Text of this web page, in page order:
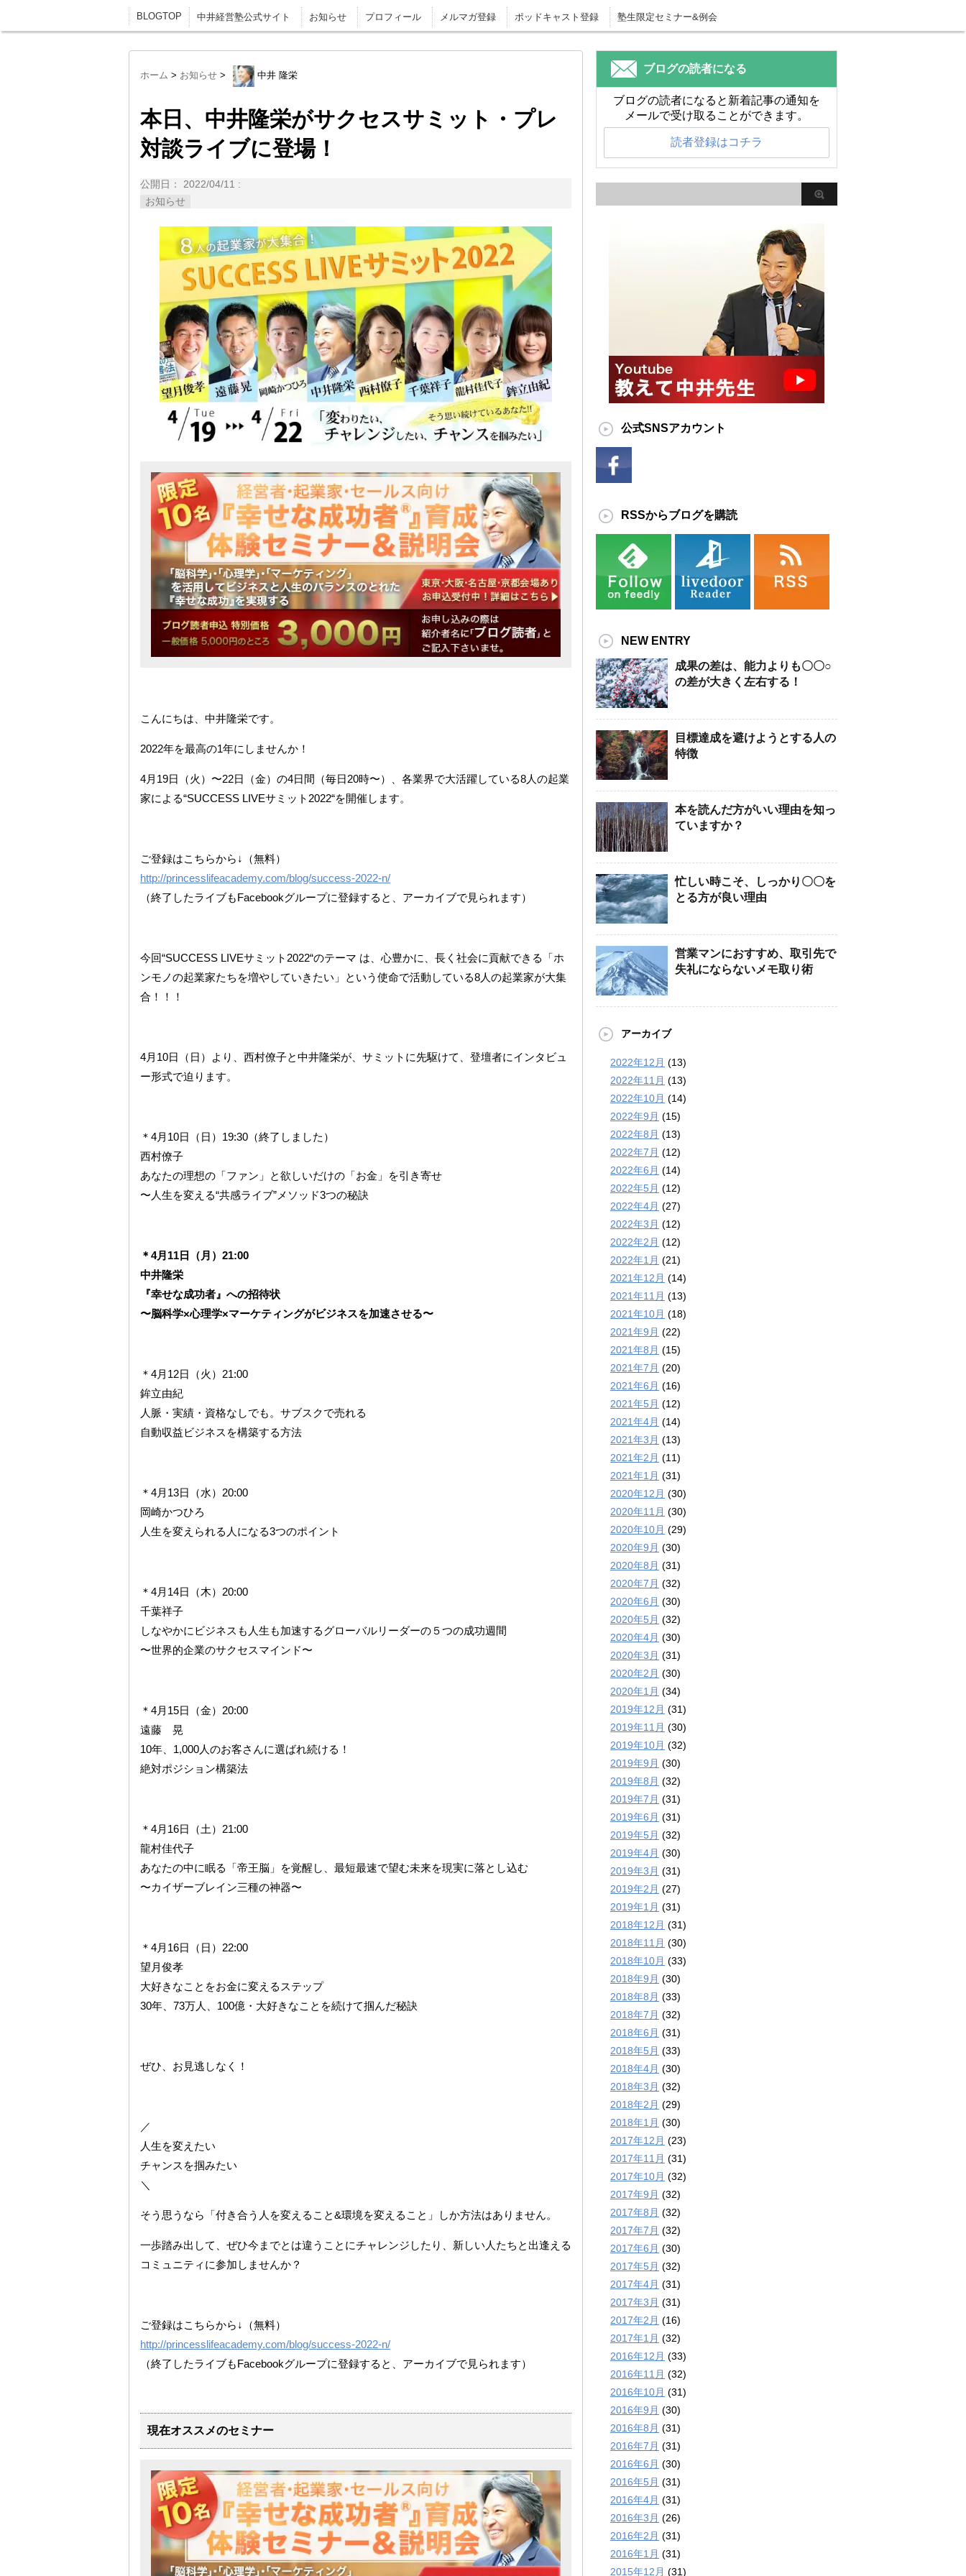
BLOGTOP 中井経営塾公式サイト お知らせ プロフィール メルマガ登録 ポッドキャスト登録 塾生限定セミナー&例会
ホーム > お知らせ > 中井 隆栄
本日、中井隆栄がサクセスサミット・プレ
対談ライブに登場！
公開日： 2022/04/11 :
お知らせ
こんにちは、中井隆栄です。
2022年を最高の1年にしませんか！
4月19日（火）〜22日（金）の4日間（毎日20時〜）、各業界で大活躍している8人の起業
家による“SUCCESS LIVEサミット2022“を開催します。
ご登録はこちらから↓（無料）
http://princesslifeacademy.com/blog/success-2022-n/
（終了したライブもFacebookグループに登録すると、アーカイブで見られます）
今回“SUCCESS LIVEサミット2022“のテーマ は、心豊かに、長く社会に貢献できる「ホ
ンモノの起業家たちを増やしていきたい」という使命で活動している8人の起業家が大集
合！！！
4月10日（日）より、西村僚子と中井隆栄が、サミットに先駆けて、登壇者にインタビュ
ー形式で迫ります。
＊4月10日（日）19:30（終了しました）
西村僚子
あなたの理想の「ファン」と欲しいだけの「お金」を引き寄せ
〜人生を変える“共感ライブ”メソッド3つの秘訣
＊4月11日（月）21:00
中井隆栄
『幸せな成功者』への招待状
〜脳科学×心理学×マーケティングがビジネスを加速させる〜
＊4月12日（火）21:00
鉾立由紀
人脈・実績・資格なしでも。サブスクで売れる
自動収益ビジネスを構築する方法
＊4月13日（水）20:00
岡崎かつひろ
人生を変えられる人になる3つのポイント
＊4月14日（木）20:00
千葉祥子
しなやかにビジネスも人生も加速するグローバルリーダーの５つの成功週間
〜世界的企業のサクセスマインド〜
＊4月15日（金）20:00
遠藤 晃
10年、1,000人のお客さんに選ばれ続ける！
絶対ポジション構築法
＊4月16日（土）21:00
龍村佳代子
あなたの中に眠る「帝王脳」を覚醒し、最短最速で望む未来を現実に落とし込む
〜カイザーブレイン三種の神器〜
＊4月16日（日）22:00
望月俊孝
大好きなことをお金に変えるステップ
30年、73万人、100億・大好きなことを続けて掴んだ秘訣
ぜひ、お見逃しなく！
／
人生を変えたい
チャンスを掴みたい
＼
そう思うなら「付き合う人を変えること&環境を変えること」しか方法はありません。
一歩踏み出して、ぜひ今までとは違うことにチャレンジしたり、新しい人たちと出逢える
コミュニティに参加しませんか？
ご登録はこちらから↓（無料）
http://princesslifeacademy.com/blog/success-2022-n/
（終了したライブもFacebookグループに登録すると、アーカイブで見られます）
現在オススメのセミナー
ブログの読者になる
ブログの読者になると新着記事の通知を
メールで受け取ることができます。
読者登録はコチラ
公式SNSアカウント
RSSからブログを購読
NEW ENTRY
成果の差は、能力よりも〇〇○
の差が大きく左右する！
目標達成を避けようとする人の
特徴
本を読んだ方がいい理由を知っ
ていますか？
忙しい時こそ、しっかり〇〇を
とる方が良い理由
営業マンにおすすめ、取引先で
失礼にならないメモ取り術
アーカイブ
2022年12月 (13)
2022年11月 (13)
2022年10月 (14)
2022年9月 (15)
2022年8月 (13)
2022年7月 (12)
2022年6月 (14)
2022年5月 (12)
2022年4月 (27)
2022年3月 (12)
2022年2月 (12)
2022年1月 (21)
2021年12月 (14)
2021年11月 (13)
2021年10月 (18)
2021年9月 (22)
2021年8月 (15)
2021年7月 (20)
2021年6月 (16)
2021年5月 (12)
2021年4月 (14)
2021年3月 (13)
2021年2月 (11)
2021年1月 (31)
2020年12月 (30)
2020年11月 (30)
2020年10月 (29)
2020年9月 (30)
2020年8月 (31)
2020年7月 (32)
2020年6月 (30)
2020年5月 (32)
2020年4月 (30)
2020年3月 (31)
2020年2月 (30)
2020年1月 (34)
2019年12月 (31)
2019年11月 (30)
2019年10月 (32)
2019年9月 (30)
2019年8月 (32)
2019年7月 (31)
2019年6月 (31)
2019年5月 (32)
2019年4月 (30)
2019年3月 (31)
2019年2月 (27)
2019年1月 (31)
2018年12月 (31)
2018年11月 (30)
2018年10月 (33)
2018年9月 (30)
2018年8月 (33)
2018年7月 (32)
2018年6月 (31)
2018年5月 (33)
2018年4月 (30)
2018年3月 (32)
2018年2月 (29)
2018年1月 (30)
2017年12月 (23)
2017年11月 (31)
2017年10月 (32)
2017年9月 (32)
2017年8月 (32)
2017年7月 (32)
2017年6月 (30)
2017年5月 (32)
2017年4月 (31)
2017年3月 (31)
2017年2月 (16)
2017年1月 (32)
2016年12月 (33)
2016年11月 (32)
2016年10月 (31)
2016年9月 (30)
2016年8月 (31)
2016年7月 (31)
2016年6月 (30)
2016年5月 (31)
2016年4月 (31)
2016年3月 (26)
2016年2月 (31)
2016年1月 (31)
2015年12月 (31)